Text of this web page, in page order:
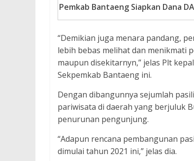
Pemkab Bantaeng Siapkan Dana
“Demikian juga menara pandang,
lebih bebas melihat dan menikmati
maupun disekitarnyn,” jelas Plt
Sekpemkab Bantaeng ini.
Dengan dibangunnya sejumlah
pariwisata di daerah yang berjuluk
penurunan pengunjung.
“Adapun rencana pembangunan
dimulai tahun 2021 ini,” jelas dia.